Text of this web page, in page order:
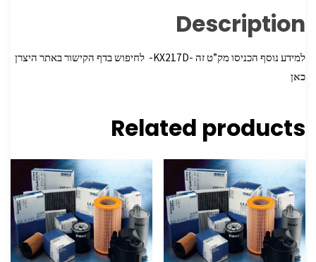
Description
למידע נוסף הכניסו מק”ט זה -KX217D- לחיפוש בדף הקישור באתר היצרן
כאן
Related products